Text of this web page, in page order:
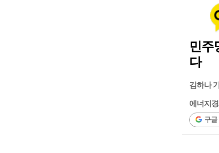
민주
다
김하나
에너지
구글